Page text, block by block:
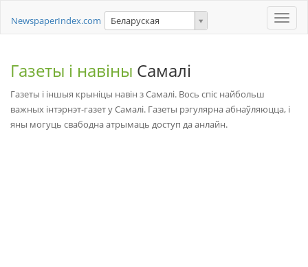
Toggle
NewspaperIndex.com Беларуская
Газеты і навіны Самалі
Газеты і іншыя крыніцы навін з Самалі. Вось спіс найбольш
важных інтэрнэт-газет у Самалі. Газеты рэгулярна абнаўляюцца, і
яны могуць свабодна атрымаць доступ да анлайн.